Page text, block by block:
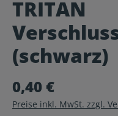
Durchschnittliche
TRITAN
(schwarz)
0,40 €
Preise inkl. MwSt. zzgl.